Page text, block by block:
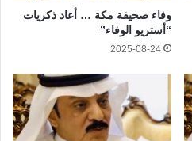
وفاء صحيفة مكة … أعاد ذكريات
“أستريو الوفاء”
2025-08-24